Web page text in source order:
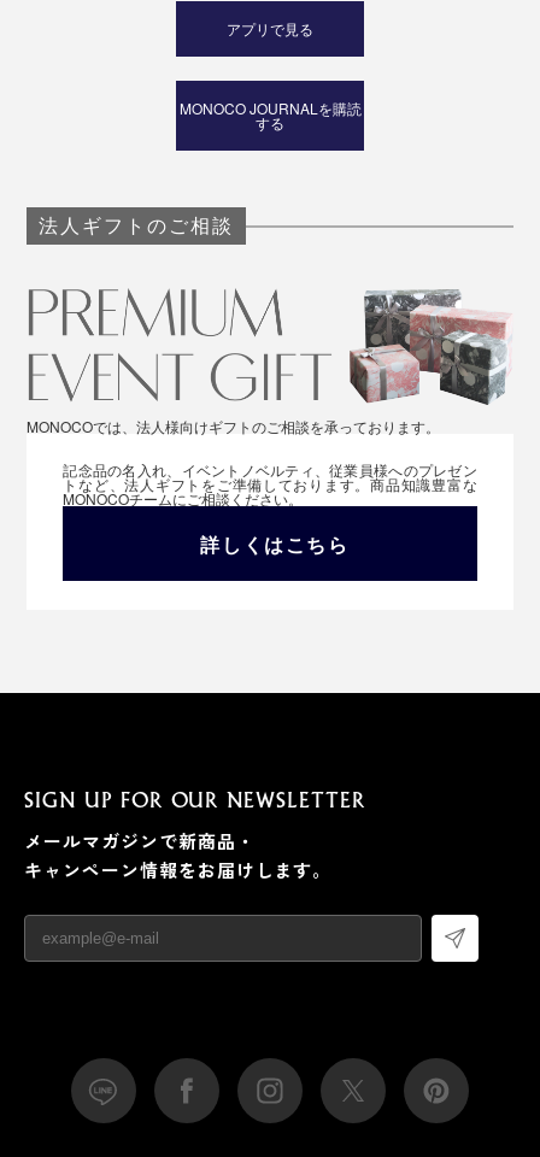
アプリで見る
MONOCO JOURNALを購読
する
法人ギフトのご相談
MONOCOでは、法人様向けギフトのご相談を承っております。
記念品の名入れ、イベントノベルティ、従業員様へのプレゼン
トなど、法人ギフトをご準備しております。商品知識豊富な
MONOCOチームにご相談ください。
詳しくはこちら
SIGN UP FOR OUR NEWSLETTER
メールマガジンで新商品・
キャンペーン情報をお届けします。